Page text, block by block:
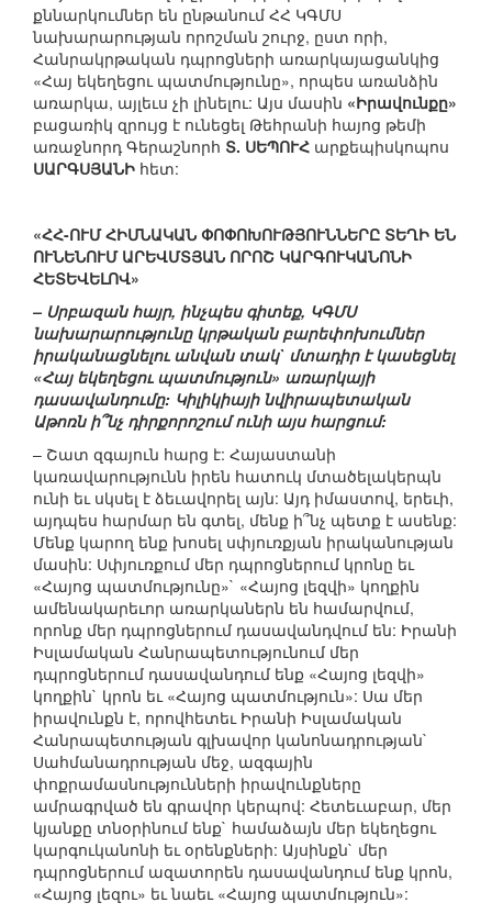
քննարկումներ են ընթանում ՀՀ ԿԳՄՍ
նախարարության որոշման շուրջ, ըստ որի,
Հանրակրթական դպրոցների առարկայացանկից
«Հայ եկեղեցու պատմությունը», որպես առանձին
առարկա, այլեւս չի լինելու: Այս մասին «Իրավունքը»
բացառիկ զրույց է ունեցել Թեհրանի հայոց թեմի
առաջնորդ Գերաշնորհ Տ. ՍԵՊՈՒՀ արքեպիսկոպոս
ՍԱՐԳՍՅԱՆԻ հետ:
«ՀՀ-ՈՒՄ ՀԻՄՆԱԿԱՆ ՓՈՓՈԽՈՒԹՅՈՒՆՆԵՐԸ ՏԵՂԻ ԵՆ
ՈՒՆԵՆՈՒՄ ԱՐԵՎՄՏՅԱՆ ՈՐՈՇ ԿԱՐԳՈՒԿԱՆՈՆԻ
ՀԵՏԵՎԵԼՈՎ»
– Սրբազան հայր, ինչպես գիտեք, ԿԳՄՍ
նախարարությունը կրթական բարեփոխումներ
իրականացնելու անվան տակ` մտադիր է կասեցնել
«Հայ եկեղեցու պատմություն» առարկայի
դասավանդումը: Կիլիկիայի նվիրապետական
Աթոռն ի՞նչ դիրքորոշում ունի այս հարցում:
– Շատ զգայուն հարց է: Հայաստանի
կառավարությունն իրեն հատուկ մտածելակերպն
ունի եւ սկսել է ձեւավորել այն: Այդ իմաստով, երեւի,
այդպես հարմար են գտել, մենք ի՞նչ պետք է ասենք:
Մենք կարող ենք խոսել սփյուռքյան իրականության
մասին: Սփյուռքում մեր դպրոցներում կրոնը եւ
«Հայոց պատմությունը»` «Հայոց լեզվի» կողքին
ամենակարեւոր առարկաներն են համարվում,
որոնք մեր դպրոցներում դասավանդվում են: Իրանի
Իսլամական Հանրապետությունում մեր
դպրոցներում դասավանդում ենք «Հայոց լեզվի»
կողքին` կրոն եւ «Հայոց պատմություն»: Սա մեր
իրավունքն է, որովհետեւ Իրանի Իսլամական
Հանրապետության գլխավոր կանոնադրության`
Սահմանադրության մեջ, ազգային
փոքրամասնությունների իրավունքները
ամրագրված են գրավոր կերպով: Հետեւաբար, մեր
կյանքը տնօրինում ենք` համաձայն մեր եկեղեցու
կարգուկանոնի եւ օրենքների: Այսինքն` մեր
դպրոցներում ազատորեն դասավանդում ենք կրոն,
«Հայոց լեզու» եւ նաեւ «Հայոց պատմություն»: